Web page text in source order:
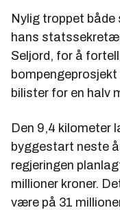
Nylig troppet
hans
Seljord, for å
bilister for en halv
Den 9,4 kilometer
byggestart neste
regjeringen
millioner kroner.
være på 31